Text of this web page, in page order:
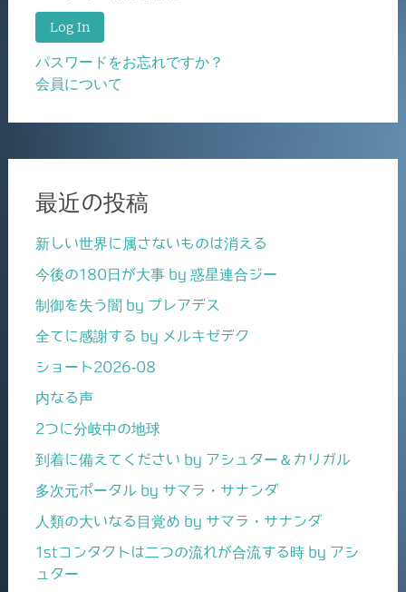
パスワードをお忘れですか？
会員について
最近の投稿
新しい世界に属さないものは消える
今後の180日が大事 by 惑星連合ジー
制御を失う闇 by プレアデス
全てに感謝する by メルキゼデク
ショート2026-08
内なる声
2つに分岐中の地球
到着に備えてください by アシュター＆カリガル
多次元ポータル by サマラ・サナンダ
人類の大いなる目覚め by サマラ・サナンダ
1stコンタクトは二つの流れが合流する時 by アシ
ュター